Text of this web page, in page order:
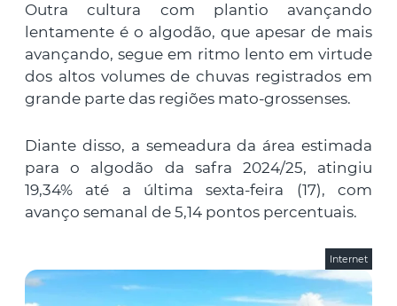
Outra cultura com plantio avançando
lentamente é o algodão, que apesar de mais
avançando, segue em ritmo lento em virtude
dos altos volumes de chuvas registrados em
grande parte das regiões mato-grossenses.
Diante disso, a semeadura da área estimada
para o algodão da safra 2024/25, atingiu
19,34% até a última sexta-feira (17), com
avanço semanal de 5,14 pontos percentuais.
Internet